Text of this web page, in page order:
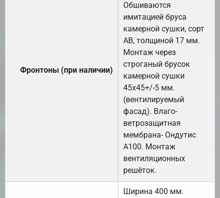
Фронтоны (при наличии)
Обшиваются
имитацией бруса
камерной сушки, сорт
АВ, толщиной 17 мм.
Монтаж через
строганый брусок
камерной сушки
45х45+/-5 мм.
(вентилируемый
фасад). Влаго-
ветрозащитная
мембрана- Ондутис
А100. Монтаж
вентиляционных
решёток.
Ширина 400 мм.